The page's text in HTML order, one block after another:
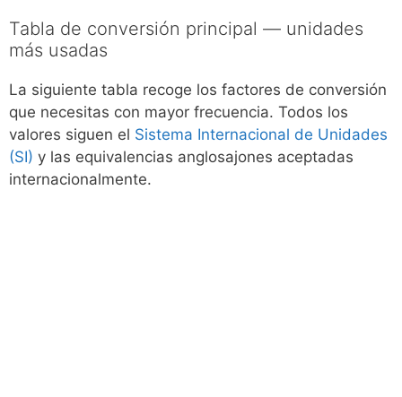
Tabla de conversión principal — unidades
más usadas
La siguiente tabla recoge los factores de conversión
que necesitas con mayor frecuencia. Todos los
valores siguen el Sistema Internacional de Unidades
(SI) y las equivalencias anglosajones aceptadas
internacionalmente.